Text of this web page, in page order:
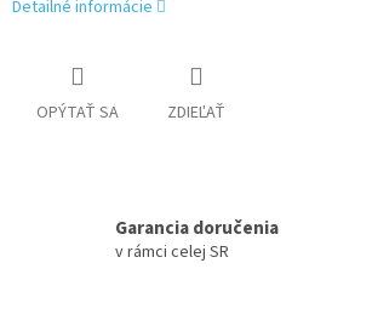
Detailné informácie
OPÝTAŤ SA ZDIEĽAŤ
Garancia doručenia
v rámci celej SR